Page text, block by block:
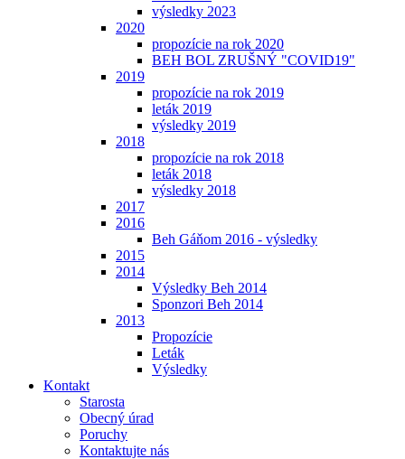
výsledky 2023
2020
propozície na rok 2020
BEH BOL ZRUŠNÝ "COVID19"
2019
propozície na rok 2019
leták 2019
výsledky 2019
2018
propozície na rok 2018
leták 2018
výsledky 2018
2017
2016
Beh Gáňom 2016 - výsledky
2015
2014
Výsledky Beh 2014
Sponzori Beh 2014
2013
Propozície
Leták
Výsledky
Kontakt
Starosta
Obecný úrad
Poruchy
Kontaktujte nás